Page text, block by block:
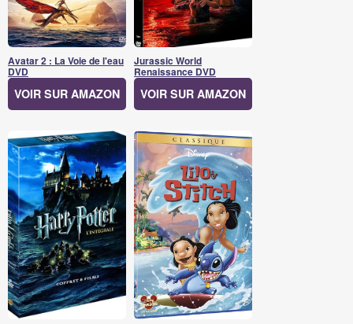
Avatar 2 : La Voie de l'eau
DVD
VOIR SUR AMAZON
Jurassic World
Renaissance DVD
VOIR SUR AMAZON